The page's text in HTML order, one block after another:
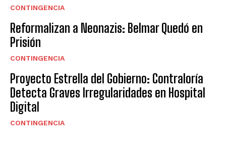
CONTINGENCIA
Reformalizan a Neonazis: Belmar Quedó en
Prisión
CONTINGENCIA
Proyecto Estrella del Gobierno: Contraloría
Detecta Graves Irregularidades en Hospital
Digital
CONTINGENCIA